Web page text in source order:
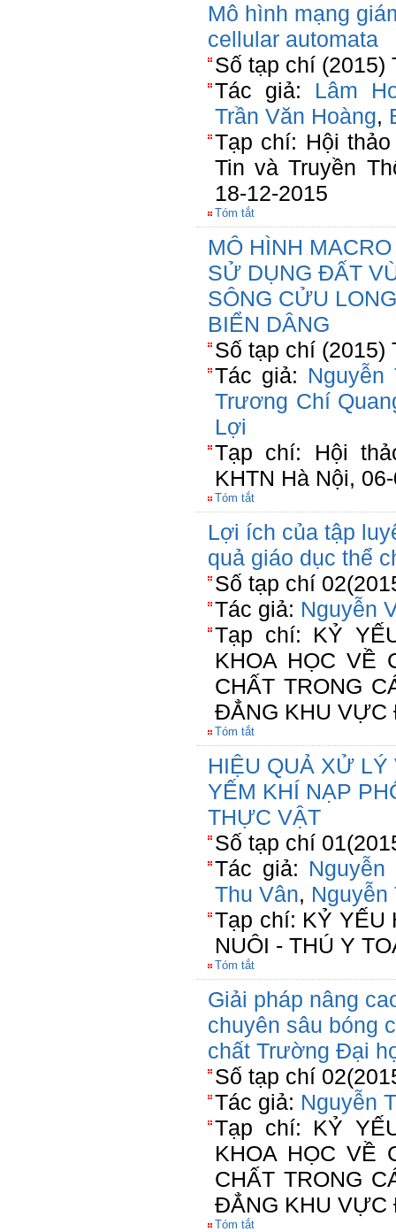
Mô hình mạng
cellular automata
Số tạp chí (2015)
Tác giả: Lâm
Trần Văn Hoàng,
Tạp chí: Hội
Tin và Truyền
18-12-2015
Tóm tắt
MÔ HÌNH
SỬ DỤNG ĐẤT
SÔNG CỬU
BIỂN DÂNG
Số tạp chí (2015)
Tác giả: Nguyễn
Trương Chí
Lợi
Tạp chí: Hội
KHTN Hà Nội,
Tóm tắt
Lợi ích của tập
quả giáo dục thể
Số tạp chí
Tác giả: Nguyễn
Tạp chí: KỶ
KHOA HỌC VỀ
CHẤT TRONG
ĐẲNG KHU VỰC
Tóm tắt
HIỆU QUẢ XỬ LÝ
YẾM KHÍ NẠP
THỰC VẬT
Số tạp chí
Tác giả:
Thu Vân, Nguyễn
Tạp chí: KỶ YẾU
NUÔI - THÚ Y
Tóm tắt
Giải pháp nâng
chuyên sâu bóng
chất Trường Đại
Số tạp chí
Tác giả: Nguyễn
Tạp chí: KỶ
KHOA HỌC VỀ
CHẤT TRONG
ĐẲNG KHU VỰC
Tóm tắt